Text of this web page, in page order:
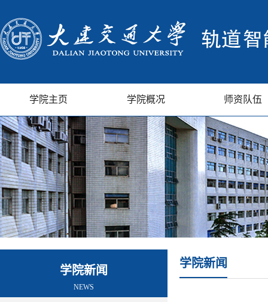
学院主页 学院概况 师资队伍
学院新闻
NEWS
学院新闻